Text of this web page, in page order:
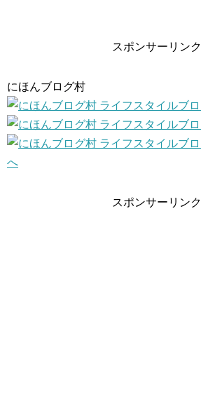
スポンサーリンク
にほんブログ村
スポンサーリンク